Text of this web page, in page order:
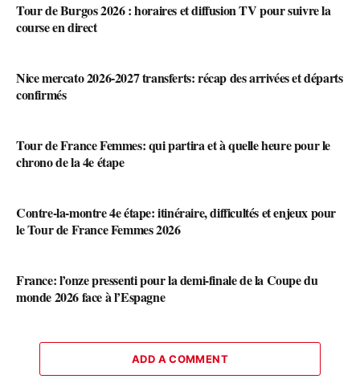
Tour de Burgos 2026 : horaires et diffusion TV pour suivre la
course en direct
Nice mercato 2026-2027 transferts: récap des arrivées et départs
confirmés
Tour de France Femmes: qui partira et à quelle heure pour le
chrono de la 4e étape
Contre-la-montre 4e étape: itinéraire, difficultés et enjeux pour
le Tour de France Femmes 2026
France: l’onze pressenti pour la demi-finale de la Coupe du
monde 2026 face à l’Espagne
ADD A COMMENT